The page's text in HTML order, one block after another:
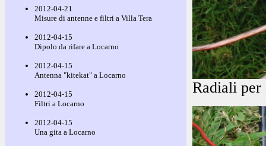
2012-04-21
Misure di antenne e filtri a Villa Tera
2012-04-15
Dipolo da rifare a Locarno
2012-04-15
Antenna "kitekat" a Locarno
2012-04-15
Filtri a Locarno
2012-04-15
Una gita a Locarno
Radiali per